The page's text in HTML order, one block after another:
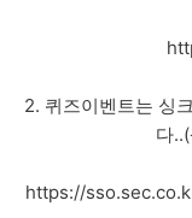
2. 퀴즈이벤트는 싱
다
https://